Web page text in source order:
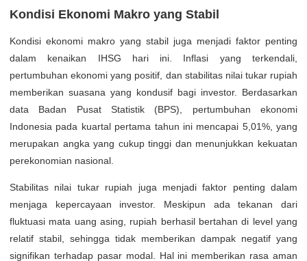
Kondisi Ekonomi Makro yang Stabil
Kondisi ekonomi makro yang stabil juga menjadi faktor penting
dalam kenaikan IHSG hari ini. Inflasi yang terkendali,
pertumbuhan ekonomi yang positif, dan stabilitas nilai tukar rupiah
memberikan suasana yang kondusif bagi investor. Berdasarkan
data Badan Pusat Statistik (BPS), pertumbuhan ekonomi
Indonesia pada kuartal pertama tahun ini mencapai 5,01%, yang
merupakan angka yang cukup tinggi dan menunjukkan kekuatan
perekonomian nasional.
Stabilitas nilai tukar rupiah juga menjadi faktor penting dalam
menjaga kepercayaan investor. Meskipun ada tekanan dari
fluktuasi mata uang asing, rupiah berhasil bertahan di level yang
relatif stabil, sehingga tidak memberikan dampak negatif yang
signifikan terhadap pasar modal. Hal ini memberikan rasa aman